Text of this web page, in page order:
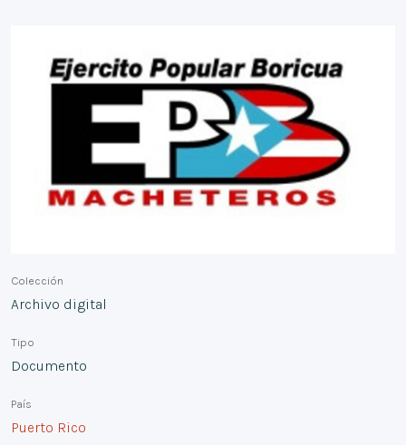
Colección
Archivo digital
Tipo
Documento
País
Puerto Rico